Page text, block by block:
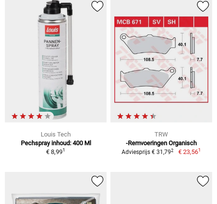
Louis Tech
Pechspray inhoud: 400 Ml
€ 8,991
TRW
-Remvoeringen Organisch
Adviesprijs € 31,792 € 23,561